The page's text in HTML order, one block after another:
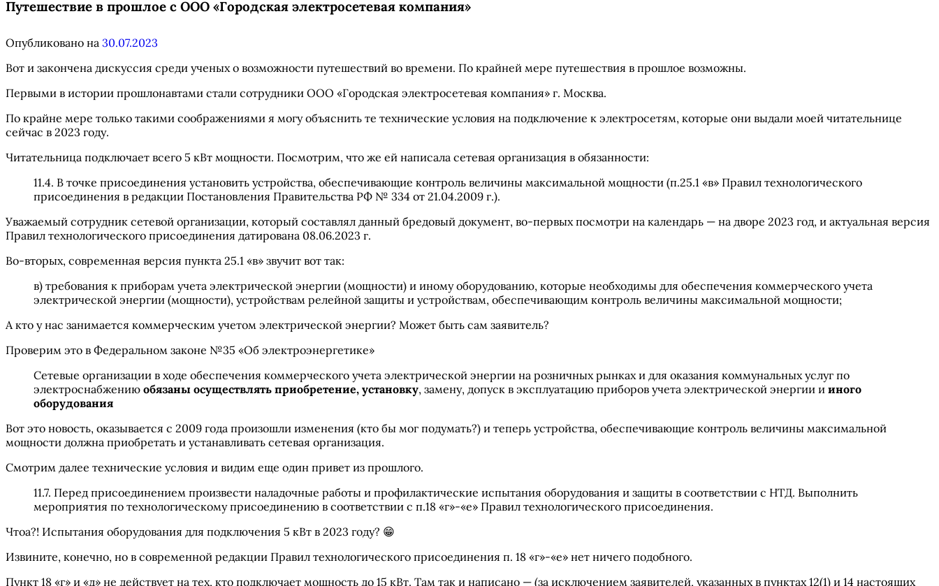
Путешествие в прошлое с ООО «Городская электросетевая компания»
Опубликовано на 30.07.2023
Вот и закончена дискуссия среди ученых о возможности путешествий во времени. По крайней мере путешествия в прошлое возможны.
Первыми в истории прошлонавтами стали сотрудники ООО «Городская электросетевая компания» г. Москва.
По крайне мере только такими соображениями я могу объяснить те технические условия на подключение к электросетям, которые они выдали моей читательнице
сейчас в 2023 году.
Читательница подключает всего 5 кВт мощности. Посмотрим, что же ей написала сетевая организация в обязанности:
11.4. В точке присоединения установить устройства, обеспечивающие контроль величины максимальной мощности (п.25.1 «в» Правил технологического
присоединения в редакции Постановления Правительства РФ № 334 от 21.04.2009 г.).
Уважаемый сотрудник сетевой организации, который составлял данный бредовый документ, во-первых посмотри на календарь — на дворе 2023 год, и актуальная версия
Правил технологического присоединения датирована 08.06.2023 г.
Во-вторых, современная версия пункта 25.1 «в» звучит вот так:
в) требования к приборам учета электрической энергии (мощности) и иному оборудованию, которые необходимы для обеспечения коммерческого учета
электрической энергии (мощности), устройствам релейной защиты и устройствам, обеспечивающим контроль величины максимальной мощности;
А кто у нас занимается коммерческим учетом электрической энергии? Может быть сам заявитель?
Проверим это в Федеральном законе №35 «Об электроэнергетике»
Сетевые организации в ходе обеспечения коммерческого учета электрической энергии на розничных рынках и для оказания коммунальных услуг по
электроснабжению обязаны осуществлять приобретение, установку, замену, допуск в эксплуатацию приборов учета электрической энергии и иного
оборудования
Вот это новость, оказывается с 2009 года произошли изменения (кто бы мог подумать?) и теперь устройства, обеспечивающие контроль величины максимальной
мощности должна приобретать и устанавливать сетевая организация.
Смотрим далее технические условия и видим еще один привет из прошлого.
11.7. Перед присоединением произвести наладочные работы и профилактические испытания оборудования и защиты в соответствии с НТД. Выполнить
мероприятия по технологическому присоединению в соответствии с п.18 «г»-«е» Правил технологического присоединения.
Чтоа?! Испытания оборудования для подключения 5 кВт в 2023 году? 😁
Извините, конечно, но в современной редакции Правил технологического присоединения п. 18 «г»-«е» нет ничего подобного.
Пункт 18 «г» и «д» не действует на тех, кто подключает мощность до 15 кВт. Там так и написано — (за исключением заявителей, указанных в пунктах 12(1) и 14 настоящих